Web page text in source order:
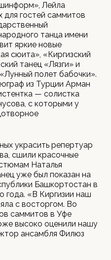
Лейла
гостей саммитов
танца имени
яркие новые
сюита», «Киргизский
танец «Лязги» и
полет бабочки».
из Турции Арман
— солистка
с которыми у
украсить репертуар
сшили красочные
Наталья
уже был показан на
Башкортостан в
года. «В Киргизии наш
с восторгом. Во
саммитов в Уфе
высоко оценили нашу
ансамбля Филюз